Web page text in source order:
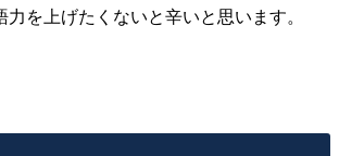
を上げたくないと辛いと思います。